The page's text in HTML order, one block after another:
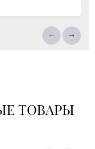
342
г.
ТОВАРЫ